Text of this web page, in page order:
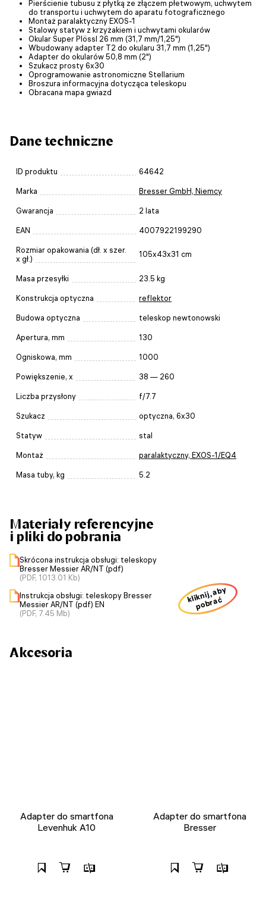
Pierścienie tubusu z płytką ze złączem płetwowym, uchwytem
do transportu i uchwytem do aparatu fotograficznego
Montaż paralaktyczny EXOS-1
Stalowy statyw z krzyżakiem i uchwytami okularów
Okular Super Plössl 26 mm (31,7 mm/1,25")
Wbudowany adapter T2 do okularu 31,7 mm (1,25")
Adapter do okularów 50,8 mm (2")
Szukacz prosty 6x30
Oprogramowanie astronomiczne Stellarium
Broszura informacyjna dotycząca teleskopu
Obracana mapa gwiazd
Dane techniczne
ID produktu 64642
Marka Bresser GmbH, Niemcy
Gwarancja 2 lata
EAN 4007922199290
Rozmiar opakowania (dł. x szer.
x gł.)
105x43x31 cm
Masa przesyłki 23.5 kg
Konstrukcja optyczna reflektor
Budowa optyczna teleskop newtonowski
Apertura, mm 130
Ogniskowa, mm 1000
Powiększenie, x 38 — 260
Liczba przysłony f/7.7
Szukacz optyczna, 6x30
Statyw stal
Montaż paralaktyczny, EXOS-1/EQ4
Masa tuby, kg 5.2
Materiały referencyjne
i pliki do pobrania
Skrócona instrukcja obsługi: teleskopy
Bresser Messier AR/NT (pdf)
(PDF, 1013.01 Kb)
Instrukcja obsługi: teleskopy Bresser
Messier AR/NT (pdf) EN
(PDF, 7.45 Mb)
kliknij, aby
pobrać
Akcesoria
Adapter do smartfona
Levenhuk A10
Adapter do smartfona
Bresser